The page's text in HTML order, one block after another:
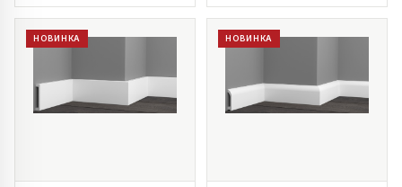
НОВИНКА НОВИНКА